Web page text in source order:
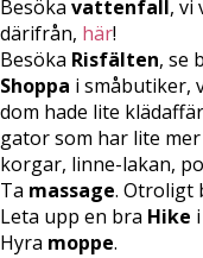
Besöka vattenfall, vi
därifrån, här!
Besöka Risfälten, se
Shoppa i småbutiker,
dom hade lite
gator som har lite
korgar, linne-lakan,
Ta massage. Otroligt
Leta upp en bra Hike
Hyra moppe.